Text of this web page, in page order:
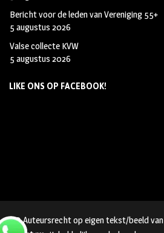
Bericht voor de leden van Vereniging 55+
5 augustus 2026
Valse collecte KVW
5 augustus 2026
LIKE ONS OP FACEBOOK!
© Auteursrecht op eigen tekst/beeld van